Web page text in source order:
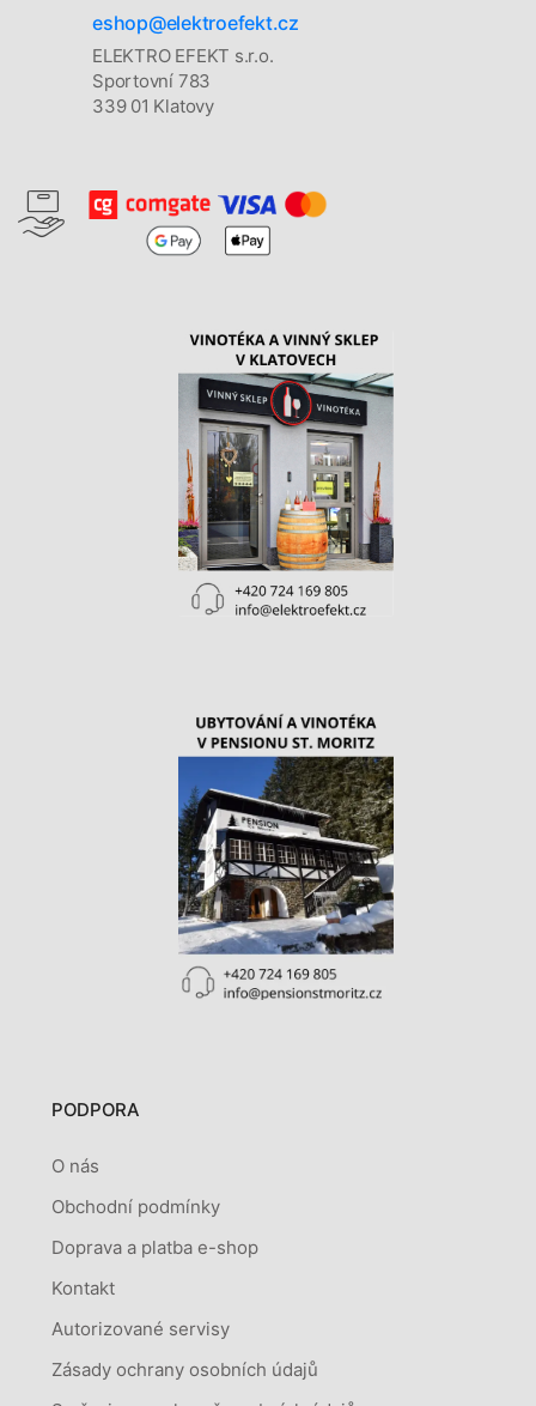
eshop@elektroefekt.cz
ELEKTRO EFEKT s.r.o.
Sportovní 783
339 01 Klatovy
PODPORA
O nás
Obchodní podmínky
Doprava a platba e-shop
Kontakt
Autorizované servisy
Zásady ochrany osobních údajů